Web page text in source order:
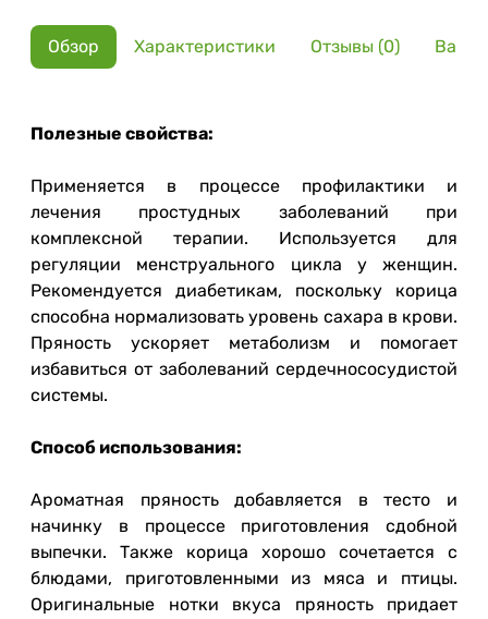
Обзор Характеристики Отзывы (0)
Полезные свойства:
Применяется в процессе профилактики и
лечения простудных заболеваний при
комплексной терапии. Используется для
регуляции менструального цикла у женщин.
Рекомендуется диабетикам, поскольку корица
способна нормализовать уровень сахара в крови.
Пряность ускоряет метаболизм и помогает
избавиться от заболеваний сердечнососудистой
системы.
Способ использования:
Ароматная пряность добавляется в тесто и
начинку в процессе приготовления сдобной
выпечки. Также корица хорошо сочетается с
блюдами, приготовленными из мяса и птицы.
Оригинальные нотки вкуса пряность придает